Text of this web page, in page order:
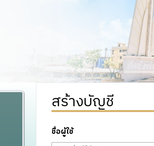
สร้างบัญชี
ชื่อผู้ใช้